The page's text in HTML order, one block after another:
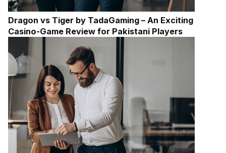
Dragon vs Tiger by TadaGaming – An Exciting
Casino-Game Review for Pakistani Players